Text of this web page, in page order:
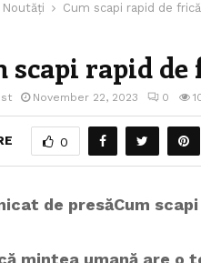
Noutăți Cum scapi rapid de
scapi rapid
November 22, 2023 0
0
de presăCum
mintea umană are o